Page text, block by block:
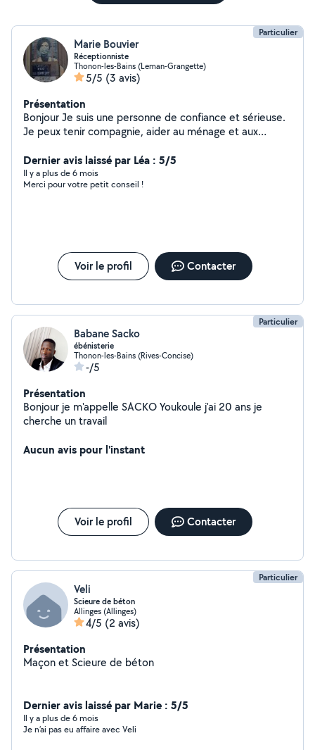
Particulier
Marie Bouvier
Réceptionniste
Thonon-les-Bains (Leman-Grangette)
5/5 (3 avis)
Présentation
Bonjour Je suis une personne de confiance et sérieuse.
Je peux tenir compagnie, aider au ménage et aux
d'état.
Dernier avis laissé par Léa : 5/5
Il y a plus de 6 mois
Merci pour votre petit conseil !
Voir le profil Contacter
Particulier
Babane Sacko
ébénisterie
Thonon-les-Bains (Rives-Concise)
-/5
Présentation
Bonjour je m'appelle SACKO Youkoule j'ai 20 ans je
cherche un travail
Aucun avis pour l'instant
Voir le profil Contacter
Particulier
Veli
Scieure de béton
Allinges (Allinges)
4/5 (2 avis)
Présentation
Maçon et Scieure de béton
Dernier avis laissé par Marie : 5/5
Il y a plus de 6 mois
Je n’ai pas eu affaire avec Veli